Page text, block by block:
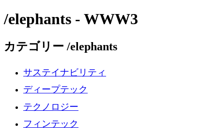
/elephants - WWW3
カテゴリー /elephants
サステイナビリティ
ディープテック
テクノロジー
フィンテック